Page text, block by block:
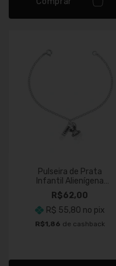
Pulseira de Prata
Infantil Alienígena
Ohana
R$62,00
R$ 55,80 no pix
R$1,86 de cashback